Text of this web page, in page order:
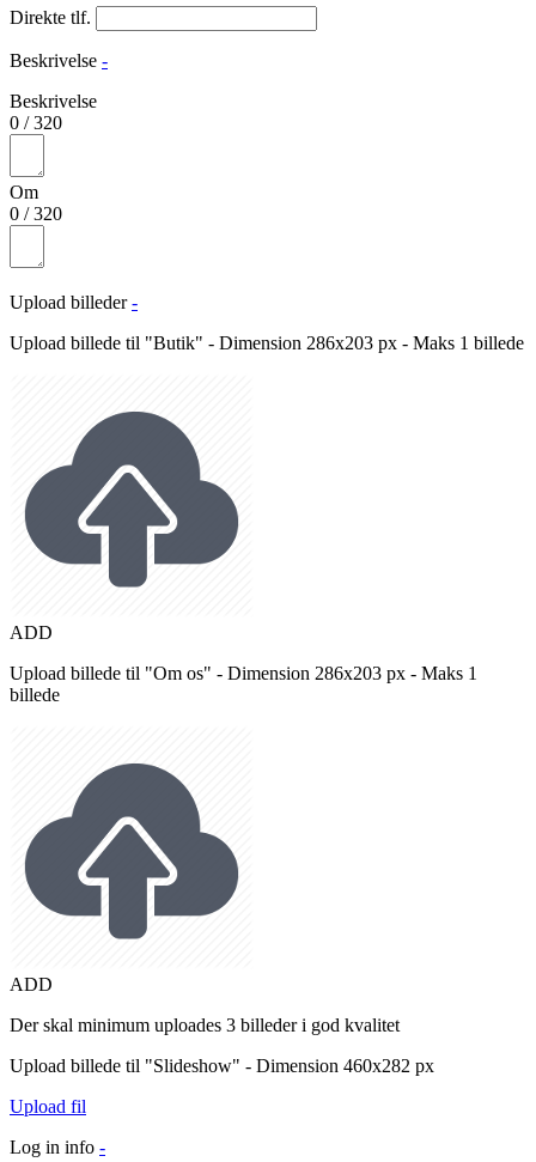
Direkte tlf.
Beskrivelse -
Beskrivelse
0 /320
Om
0 /320
Upload billeder -
Upload billede til "Butik" - Dimension 286x203 px - Maks 1 billede
ADD
Upload billede til "Om os" - Dimension 286x203 px - Maks 1
billede
ADD
Der skal minimum uploades 3 billeder i god kvalitet
Upload billede til "Slideshow" - Dimension 460x282 px
Upload fil
Log in info -